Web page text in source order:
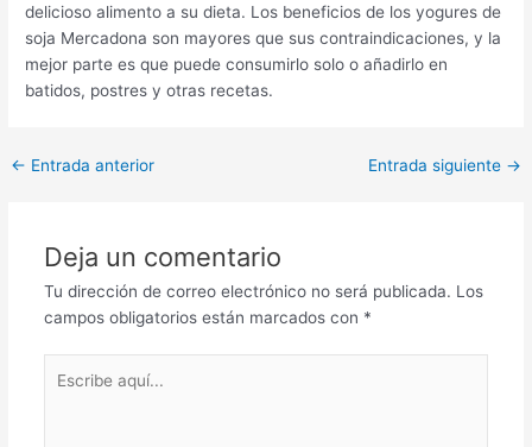
delicioso alimento a su dieta. Los beneficios de los yogures de
soja Mercadona son mayores que sus contraindicaciones, y la
mejor parte es que puede consumirlo solo o añadirlo en
batidos, postres y otras recetas.
← Entrada anterior Entrada siguiente →
Deja un comentario
Tu dirección de correo electrónico no será publicada. Los
campos obligatorios están marcados con *
aquí...